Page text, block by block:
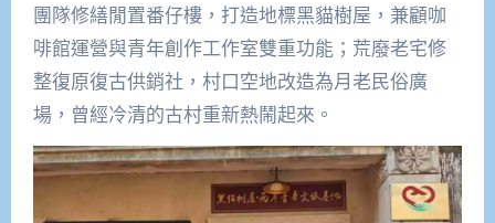
團隊修繕閒置番仔樓，打造地標黑貓樹屋，兼顧咖
啡館運營與青年創作工作室雙重功能；荒廢老宅修
整復原復古供銷社，村口空地改造為月老民俗廣
場，曾經冷清的古村重新熱鬧起來。